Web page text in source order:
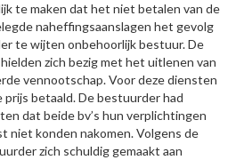
te maken dat het niet betalen van de
naheffingsaanslagen het gevolg
te wijten onbehoorlijk bestuur. De
zich bezig met het uitlenen van
vennootschap. Voor deze diensten
prijs betaald. De bestuurder had
dat beide bv’s hun verplichtingen
niet konden nakomen. Volgens de
zich schuldig gemaakt aan